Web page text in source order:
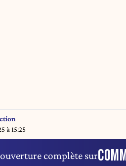
à 15:25
complète sur